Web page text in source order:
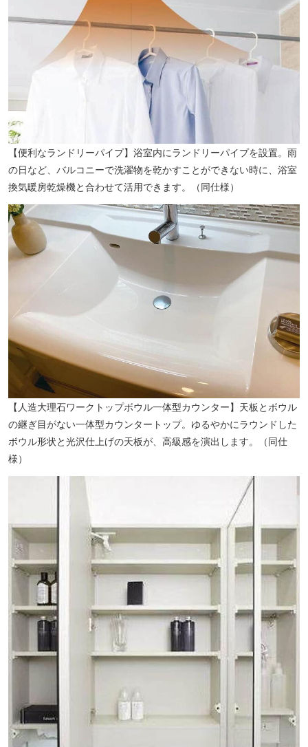
【便利なランドリーパイプ】浴室内にランドリーパイプを設置。雨
の日など、バルコニーで洗濯物を乾かすことができない時に、浴室
換気暖房乾燥機と合わせて活用できます。（同仕様）
【人造大理石ワークトップボウル一体型カウンター】天板とボウル
の継ぎ目がない一体型カウンタートップ。ゆるやかにラウンドした
ボウル形状と光沢仕上げの天板が、高級感を演出します。（同仕
様）